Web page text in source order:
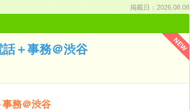
掲載日：2026.08.08
NEW
話＋事務＠渋谷
事務＠渋谷